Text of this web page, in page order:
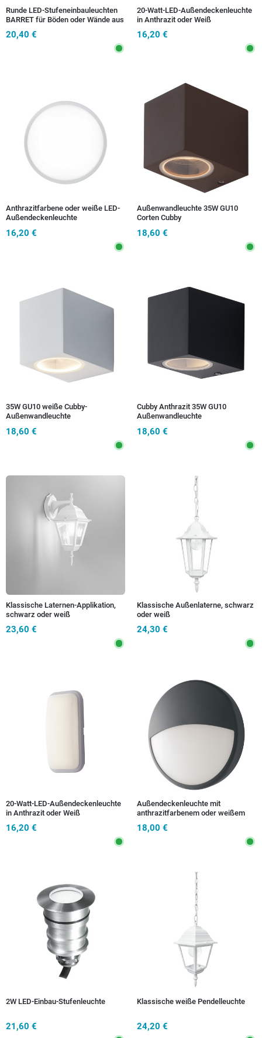
Runde LED-Stufeneinbauleuchten
BARRET für Böden oder Wände aus
20,40 €
20-Watt-LED-Außendeckenleuchte
in Anthrazit oder Weiß
16,20 €
Anthrazitfarbene oder weiße LED-
Außendeckenleuchte
16,20 €
Außenwandleuchte 35W GU10
Corten Cubby
18,60 €
35W GU10 weiße Cubby-
Außenwandleuchte
18,60 €
Cubby Anthrazit 35W GU10
Außenwandleuchte
18,60 €
Klassische Laternen-Applikation,
schwarz oder weiß
23,60 €
Klassische Außenlaterne, schwarz
oder weiß
24,30 €
20-Watt-LED-Außendeckenleuchte
in Anthrazit oder Weiß
16,20 €
Außendeckenleuchte mit
anthrazitfarbenem oder weißem
18,00 €
2W LED-Einbau-Stufenleuchte
21,60 €
Klassische weiße Pendelleuchte
24,20 €